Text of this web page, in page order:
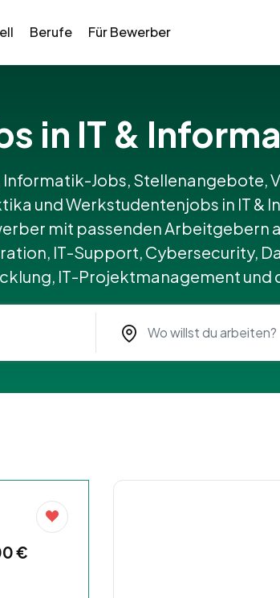
Berufe Für Bewerber
in IT &
Informatik-Jobs, Stellenangebote,
und Werkstudentenjobs in IT &
mit passenden Arbeitgebern
IT-Support, Cybersecurity,
IT-Projektmanagement und
€